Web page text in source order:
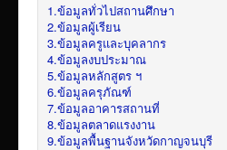
1.ข้อมูลทั่วไปสถานศึกษา
2.ข้อมูลผู้เรียน
3.ข้อมูลครูและบุคลากร
4.ข้อมูลงบประมาณ
5.ข้อมูลหลักสูตร ฯ
6.ข้อมูลครุภัณฑ์
7.ข้อมูลอาคารสถานที่
8.ข้อมูลตลาดแรงงาน
9.ข้อมูลพื้นฐานจังหวัดกาญจนบุรี